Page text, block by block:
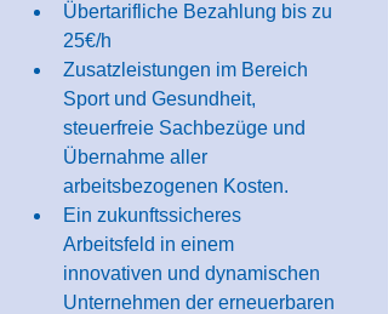
Übertarifliche Bezahlung bis zu
25€/h
Zusatzleistungen im Bereich
Sport und Gesundheit,
steuerfreie Sachbezüge und
Übernahme aller
arbeitsbezogenen Kosten.
Ein zukunftssicheres
Arbeitsfeld in einem
innovativen und dynamischen
Unternehmen der erneuerbaren